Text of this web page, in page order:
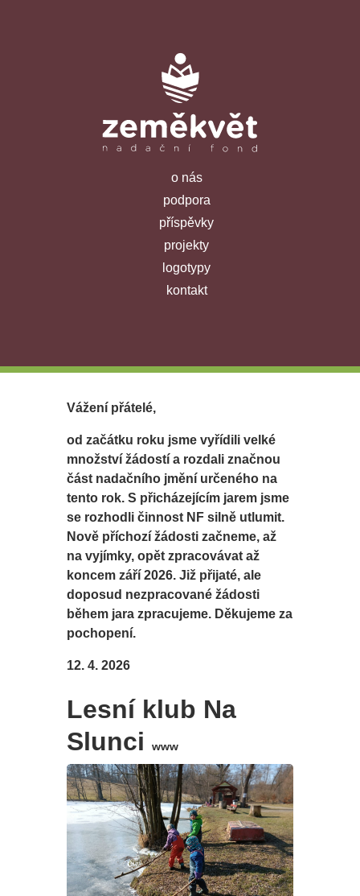
o nás
podpora
příspěvky
projekty
logotypy
kontakt
Vážení přátelé,
od začátku roku jsme vyřídili velké
množství žádostí a rozdali značnou
část nadačního jmění určeného na
tento rok. S přicházejícím jarem jsme
se rozhodli činnost NF silně utlumit.
Nově příchozí žádosti začneme, až
na vyjímky, opět zpracovávat až
koncem září 2026. Již přijaté, ale
doposud nezpracované žádosti
během jara zpracujeme. Děkujeme za
pochopení.
12. 4. 2026
Lesní klub Na
Slunciwww